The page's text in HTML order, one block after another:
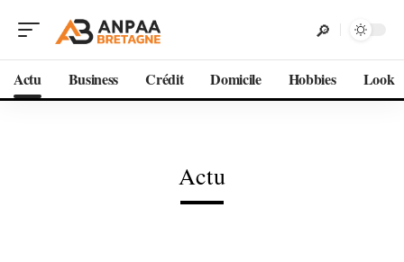
Actu Business Crédit Domicile Hobbies Look
Actu